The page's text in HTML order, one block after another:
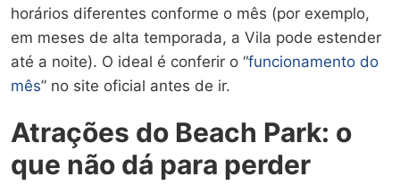
horários diferentes conforme o mês (por exemplo,
em meses de alta temporada, a Vila pode estender
até a noite). O ideal é conferir o “funcionamento do
mês” no site oficial antes de ir.
Atrações do Beach Park: o
que não dá para perder